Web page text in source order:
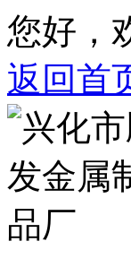
您好，
返回首